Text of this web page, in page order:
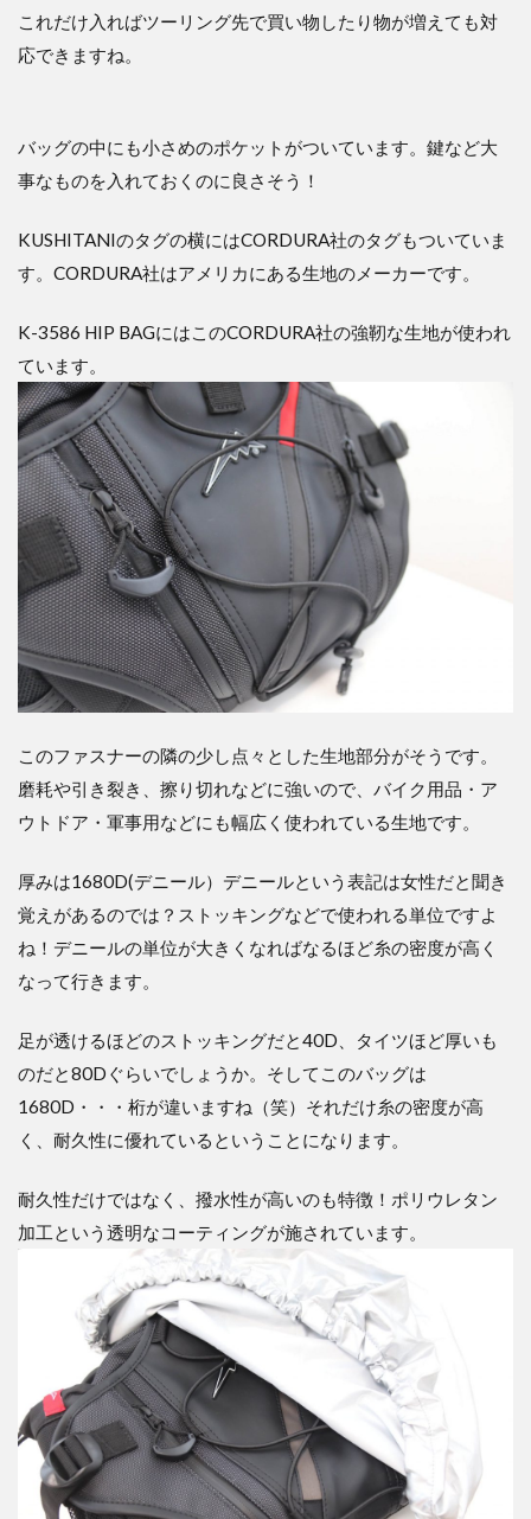
これだけ入ればツーリング先で買い物したり物が増えても対
応できますね。
バッグの中にも小さめのポケットがついています。鍵など大
事なものを入れておくのに良さそう！
KUSHITANIのタグの横にはCORDURA社のタグもついていま
す。CORDURA社はアメリカにある生地のメーカーです。
K-3586 HIP BAGにはこのCORDURA社の強靭な生地が使われ
ています。
このファスナーの隣の少し点々とした生地部分がそうです。
磨耗や引き裂き、擦り切れなどに強いので、バイク用品・ア
ウトドア・軍事用などにも幅広く使われている生地です。
厚みは1680D(デニール）デニールという表記は女性だと聞き
覚えがあるのでは？ストッキングなどで使われる単位ですよ
ね！デニールの単位が大きくなればなるほど糸の密度が高く
なって行きます。
足が透けるほどのストッキングだと40D、タイツほど厚いも
のだと80Dぐらいでしょうか。そしてこのバッグは
1680D・・・桁が違いますね（笑）それだけ糸の密度が高
く、耐久性に優れているということになります。
耐久性だけではなく、撥水性が高いのも特徴！ポリウレタン
加工という透明なコーティングが施されています。